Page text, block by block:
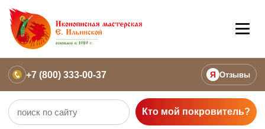
+7 (800) 333-00-37 Я Отзывы
Кто мой покровитель?